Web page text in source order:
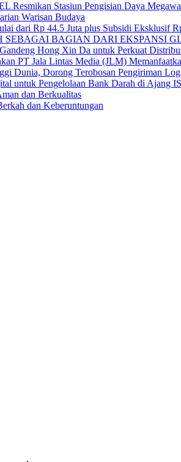
Resmikan Stasiun Pengisian Daya
Warisan Budaya
dari Rp 44.5 Juta plus Subsidi Eksklusif
SEBAGAI BAGIAN DARI EKSPANSI
Hong Xin Da untuk Perkuat
PT Jala Lintas Media (JLM)
Dunia, Dorong Terobosan Pengiriman
untuk Pengelolaan Bank Darah di Ajang
dan Berkualitas
dan Keberuntungan